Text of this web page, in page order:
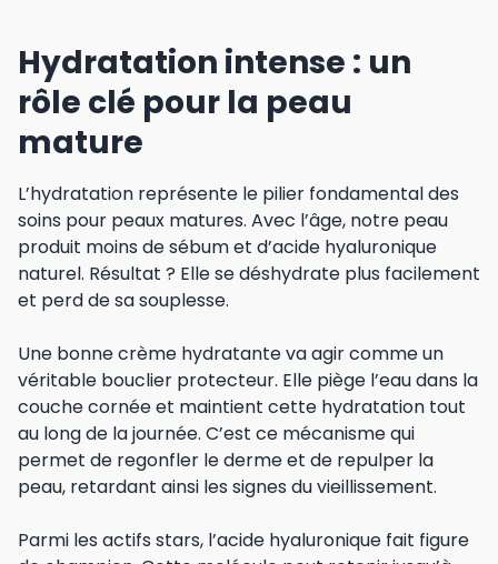
Hydratation intense : un
rôle clé pour la peau
mature
L’hydratation représente le pilier fondamental des
soins pour peaux matures. Avec l’âge, notre peau
produit moins de sébum et d’acide hyaluronique
naturel. Résultat ? Elle se déshydrate plus facilement
et perd de sa souplesse.
Une bonne crème hydratante va agir comme un
véritable bouclier protecteur. Elle piège l’eau dans la
couche cornée et maintient cette hydratation tout
au long de la journée. C’est ce mécanisme qui
permet de regonfler le derme et de repulper la
peau, retardant ainsi les signes du vieillissement.
Parmi les actifs stars, l’acide hyaluronique fait figure